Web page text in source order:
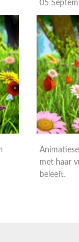
20 Juli
met haar
beleeft.